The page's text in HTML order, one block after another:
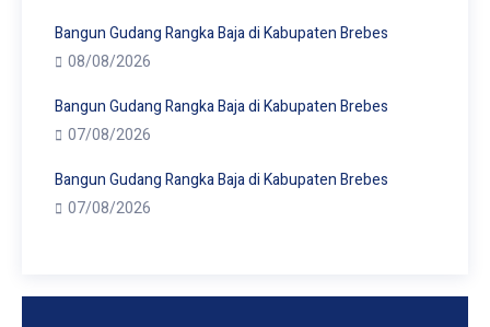
Bangun Gudang Rangka Baja di Kabupaten Brebes
08/08/2026
Bangun Gudang Rangka Baja di Kabupaten Brebes
07/08/2026
Bangun Gudang Rangka Baja di Kabupaten Brebes
07/08/2026